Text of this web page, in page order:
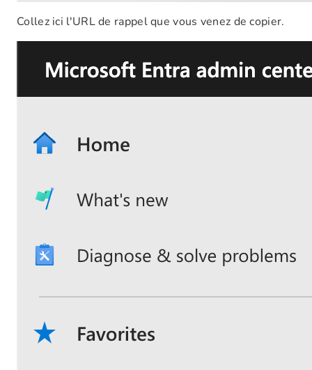
Collez ici l'URL de rappel que vous venez de copier.